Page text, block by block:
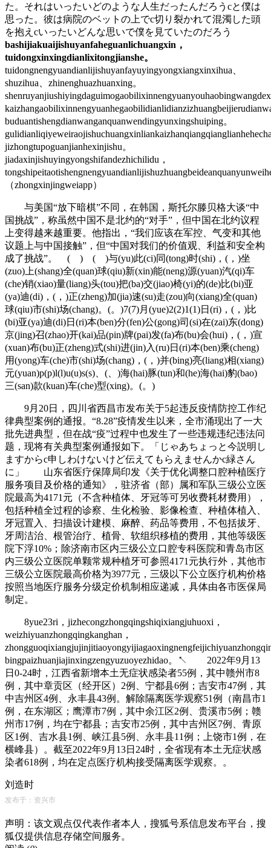
た。それはいったいどのような人生だったんだろうcと僕は
思った。彼は病院のベットの上でc切り裂かれて混濁した頭
を抱えcいったいどんな思いで僕を見ていたのだろう
bashijiakuaijishuyanfaheguanlichuangxin，
tuidongxinxingdianlixitongjianshe。
tuidongnengyuandianlijishuyanfayuyingyongxiangxinxihua、
shuzihua、zhinenghuazhuanxing。
buduantishengdianwanganquanwendingyunxingshuiping。
jizhongtupoguanjianhexinjishu。
jiadaxinjishuyingyongshifandezhichilidu，
（zhongxinjingweiapp）
与美国“放下暗棋”不同，在韩国，斯托尔滕贝格大谈“中
国挑战”，称虽然中国不是北约的“对手”，但中国在北约议程
上变得越来越重要。他指出，“我们应该在军控、气变和其他
议题上与中国接触”，但“中国对我们的价值观、利益和安全构
成了挑战”。 ( ) ( )与(yu)此(ci)同(tong)时(shi)，(，)坐
(zuo)上(shang)全(quan)球(qiu)新(xin)能(neng)源(yuan)汽(qi)车
(che)销(xiao)量(liang)头(tou)把(ba)交(jiao)椅(yi)的(de)比(bi)亚
(ya)迪(di)，(，)正(zheng)加(jia)速(su)走(zou)向(xiang)全(quan)
球(qiu)市(shi)场(chang)。(。)7(7)月(yue)2(2)1(1)日(ri)，(，)比
(bi)亚(ya)迪(di)日(ri)本(ben)分(fen)公(gong)司(si)在(zai)东(dong)
京(jing)召(zhao)开(kai)品(pin)牌(pai)发(fa)布(bu)会(hui)，(，)宣
(xuan)布(bu)正(zheng)式(shi)进(jin)入(ru)日(ri)本(ben)乘(cheng)
用(yong)车(che)市(shi)场(chang)，(，)并(bing)亮(liang)相(xiang)
元(yuan)p(p)l(l)u(u)s(s)、(、)海(hai)豚(tun)和(he)海(hai)豹(bao)
三(san)款(kuan)车(che)型(xing)。(。)
9月20日，四川省西昌市发布关于5起违反疫情防控工作纪
律典型案例的通报。“8.28”疫情发生以来，全市涌现出了一大
批先进典型，但在战“疫”过程中也发生了一些违规违纪违法问
题，现将有关典型案例通报如下。「じゃあちょっと今説明し
ますからc申しわけないけど伝えてもらえませんかc緑さん
に」 山东省医疗保障局印发《关于优化调整口腔种植医疗
服务项目及价格的通知》，驻济省（部）属和军队三级公立医
院最高为4171元（不含种植体、牙冠等可另收费耗材费用），
包括种植全过程的诊察、生化检验、影像检查、种植体植入、
牙冠置入、扫描设计建模、麻醉、药品等费用，不包括拔牙、
牙周洁治、根管治疗、植骨、软组织移植的费用，其他等级医
院下浮10%；除济南市区内三级公立口腔专科医院和青岛市区
内三级公立医院单颗常规种植牙可参照4171元执行外，其他市
三级公立医院最高价格为3977元，三级以下公立医疗机构价格
按照当地医疗服务分级定价机制相应递减，具体由各市医保局
制定。
8yue23ri，jizhecongzhongqingshiqixiangjuhuoxi，
weizhiyuanzhongqingkanghan，
bingpaizhuanjiajinxingzengyuzuoyezhidao。↖ 2022年9月13
日0-24时，江西省新增本土无症状感染者55例，其中赣州市8
例，其中章贡区（经开区）2例、宁都县6例；吉安市47例，其
中吉州区4例、永丰县43例。解除隔离医学观察51例（南昌市1
例，在东湖区；鹰潭市7例，其中余江区2例、贵溪市5例；赣
州市17例，均在宁都县；吉安市25例，其中吉州区7例、青原
区1例、吉水县1例、峡江县5例、永丰县11例；上饶市1例，在
横峰县）。截至2022年9月13日24时，全省现有本土无症状感
染者618例，均在定点医疗机构接受隔离医学观察。。
刘造时
发布于：资兴市
声明：该文观点仅代表作者本人，搜狐号系信息发布平台，搜
狐仅提供信息存储空间服务。